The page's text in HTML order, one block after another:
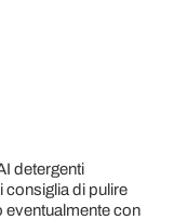
detergenti
consiglia di pulire
eventualmente con